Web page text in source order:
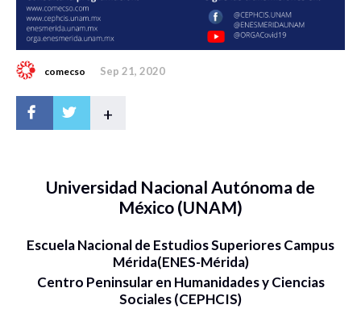
comecso Sep 21, 2020
+
Universidad Nacional Autónoma de
México (UNAM)
Escuela Nacional de Estudios Superiores Campus
Mérida(ENES-Mérida)
Centro Peninsular en Humanidades y Ciencias
Sociales (CEPHCIS)